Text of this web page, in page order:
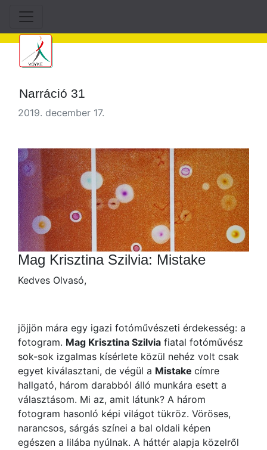
Narráció 31
2019. december 17.
Mag Krisztina Szilvia: Mistake
Kedves Olvasó,
jöjjön mára egy igazi fotóművészeti érdekesség: a
fotogram. Mag Krisztina Szilvia fiatal fotóművész
sok-sok izgalmas kísérlete közül nehéz volt csak
egyet kiválasztani, de végül a Mistake címre
hallgató, három darabból álló munkára esett a
választásom. Mi az, amit látunk? A három
fotogram hasonló képi világot tükröz. Vöröses,
narancsos, sárgás színei a bal oldali képen
egészen a lilába nyúlnak. A háttér alapja közelről